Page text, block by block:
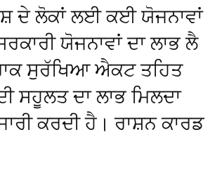
ਦੇ ਲੋਕਾਂ ਲਈ ਕਈ ਯੋਜਨਾਵਾਂ
ਯੋਜਨਾਵਾਂ ਦਾ ਲਾਭ ਲੈ
ਸੁਰੱਖਿਆ ਐਕਟ ਤਹਿਤ
ਸਹੂਲਤ ਦਾ ਲਾਭ ਮਿਲਦਾ
ਕਰਦੀ ਹੈ। ਰਾਸ਼ਨ ਕਾਰਡ